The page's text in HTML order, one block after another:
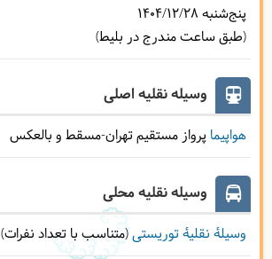
پنج‌شنبه 1404/12/28
(طبق ساعت مندرج در بلیط)
وسیله نقلیه اصلی
هواپیما پرواز مستقیم تهران-مسقط و بالعکس
وسیله نقلیه محلی
وسیلۀ نقلیۀ توریستی(متناسب با تعداد نفرات)